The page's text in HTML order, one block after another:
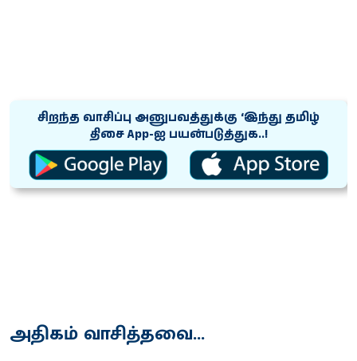
சிறந்த வாசிப்பு அனுபவத்துக்கு ‘இந்து தமிழ்
திசை App-ஐ பயன்படுத்துக..!
அதிகம் வாசித்தவை...